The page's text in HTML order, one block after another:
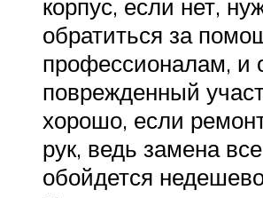
корпус, если нет,
обратиться за
профессионалам, и
поврежденный
хорошо, если
рук, ведь замена
обойдется